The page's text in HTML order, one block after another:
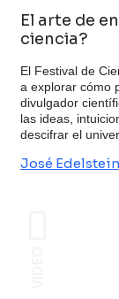
El arte de
ciencia?
El Festival de
a explorar cómo
divulgador
las ideas,
descifrar el
José Edelstein